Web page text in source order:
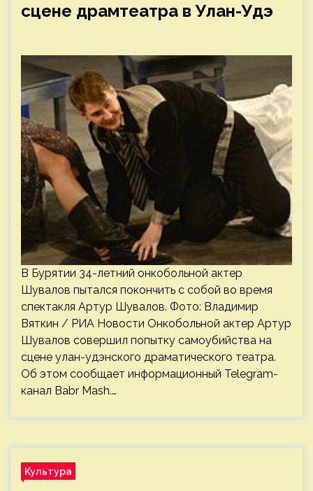
сцене драмтеатра в Улан-Удэ
В Бурятии 34-летний онкобольной актер
Шувалов пытался покончить с собой во время
спектакля Артур Шувалов. Фото: Владимир
Вяткин / РИА Новости Онкобольной актер Артур
Шувалов совершил попытку самоубийства на
сцене улан-удэнского драматического театра.
Об этом сообщает информационный Telegram-
канал Babr Mash.…
Культура